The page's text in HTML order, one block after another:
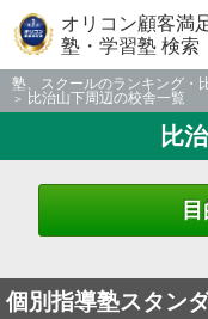
オリコン顧客満
塾・学習塾 検索
塾、スクールのランキング・
比治山下周辺の校舎一覧
比
個別指導塾スタン